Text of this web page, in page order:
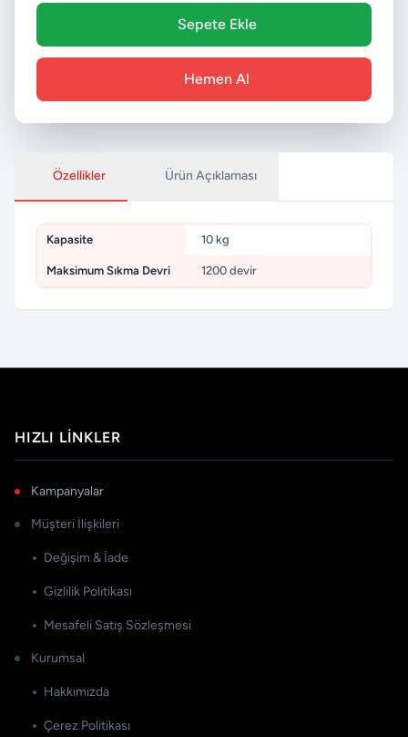
Sepete Ekle
Hemen Al
Özellikler Ürün Açıklaması
Kapasite 10 kg
Maksimum Sıkma Devri 1200 devir
HIZLI LINKLER
Kampanyalar
Müşteri İlişkileri
Değişim & İade
Gizlilik Politikası
Mesafeli Satış Sözleşmesi
Kurumsal
Hakkımızda
Çerez Politikası